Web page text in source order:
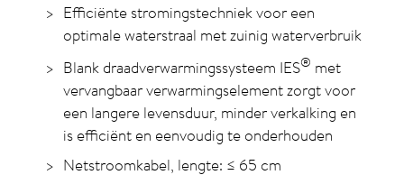
Efficiënte stromingstechniek voor een
optimale waterstraal met zuinig waterverbruik
Blank draadverwarmingssysteem IES® met
vervangbaar verwarmingselement zorgt voor
een langere levensduur, minder verkalking en
is efficiënt en eenvoudig te onderhouden
Netstroomkabel, lengte: ≤ 65 cm